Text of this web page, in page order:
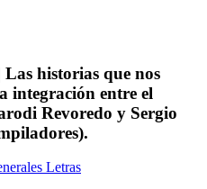
historias que nos
integración entre el
Revoredo y Sergio
Letras